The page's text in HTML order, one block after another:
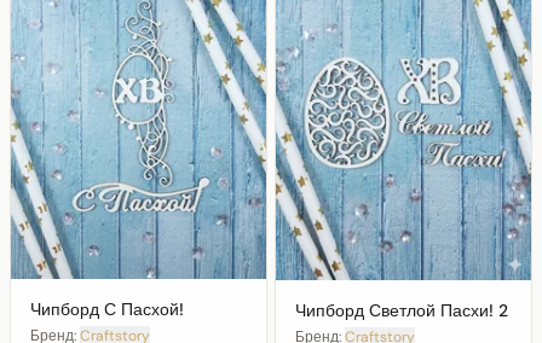
Чипборд С Пасхой!
Бренд:Craftstory
Чипборд Светлой Пасхи! 2
Бренд:Craftstory